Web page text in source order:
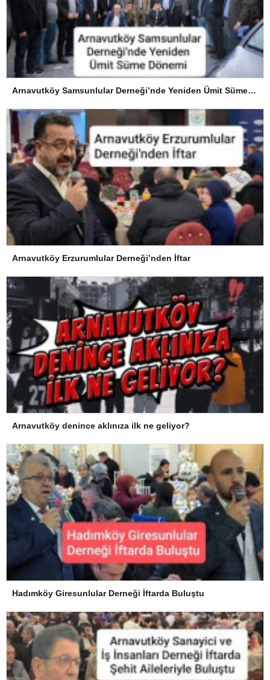
Arnavutköy Samsunlular Derneği’nde Yeniden Ümit Süme Dönemi
Arnavutköy Erzurumlular Derneği’nden İftar
Arnavutköy denince aklınıza ilk ne geliyor?
Hadımköy Giresunlular Derneği İftarda Buluştu